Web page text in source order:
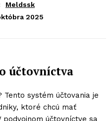
Meldssk
2025
účtovníctva
Tento systém účtovania je
ktoré chcú mať
podvojnom účtovníctve sa